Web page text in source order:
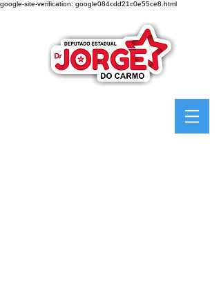
google-site-verification: google084cdd21c0e55ce8.html